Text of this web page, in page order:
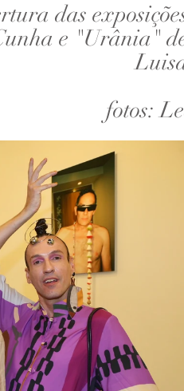
das
e "Urânia"
fotos: